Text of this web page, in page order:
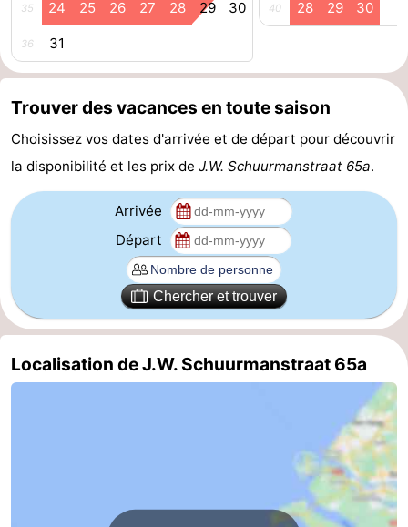
vélo
Randonnée
Équitation
-
Manèges
-
Terrains
de
-
Peche
l'anneau
et
manger
Événements
Pratiques
35 24 25 26 27 28 29 30
36 31
40 28 29 30
Trouver des vacances en toute saison
Choisissez vos dates d'arrivée et de départ pour découvrir
la disponibilité et les prix de J.W. Schuurmanstraat 65a.
Arrivée
Départ
Chercher et trouver
Localisation de J.W. Schuurmanstraat 65a